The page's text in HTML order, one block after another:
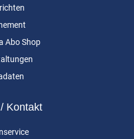
Abo Shop
Kontakt